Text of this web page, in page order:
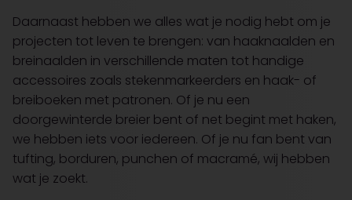
Daarnaast hebben we alles wat je nodig hebt om je
projecten tot leven te brengen: van haaknaalden en
breinaalden in verschillende maten tot handige
accessoires zoals stekenmarkeerders en haak- of
breiboeken met patronen. Of je nu een
doorgewinterde breier bent of net begint met haken,
we hebben iets voor iedereen. Of je nu fan bent van
tufting, borduren, punchen of macramé, wij hebben
wat je zoekt.